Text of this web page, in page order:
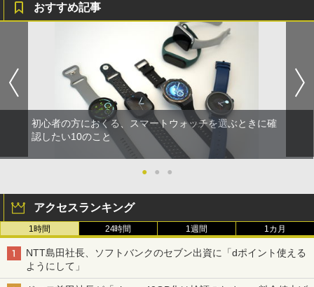
おすすめ記事
初心者の方におくる、スマートウォッチを選ぶときに確
認したい10のこと
● ● ●
アクセスランキング
1時間 24時間 1週間 1カ月
NTT島田社長、ソフトバンクのセブン出資に「dポイント使える
ようにして」